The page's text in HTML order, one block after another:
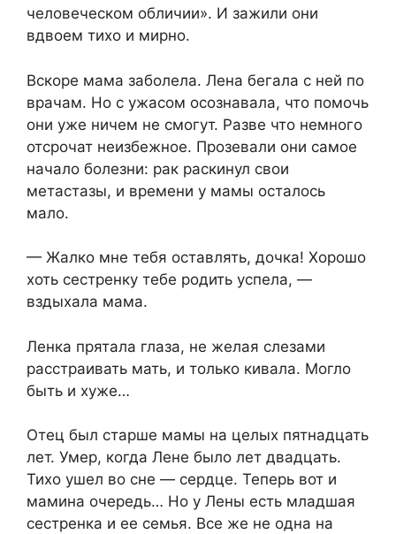
человеческом обличии». И зажили они
вдвоем тихо и мирно.
Вскоре мама заболела. Лена бегала с ней по
врачам. Но с ужасом осознавала, что помочь
они уже ничем не смогут. Разве что немного
отсрочат неизбежное. Прозевали они самое
начало болезни: рак раскинул свои
метастазы, и времени у мамы осталось
мало.
— Жалко мне тебя оставлять, дочка! Хорошо
хоть сестренку тебе родить успела, —
вздыхала мама.
Ленка прятала глаза, не желая слезами
расстраивать мать, и только кивала. Могло
быть и хуже…
Отец был старше мамы на целых пятнадцать
лет. Умер, когда Лене было лет двадцать.
Тихо ушел во сне — сердце. Теперь вот и
мамина очередь… Но у Лены есть младшая
сестренка и ее семья. Все же не одна на